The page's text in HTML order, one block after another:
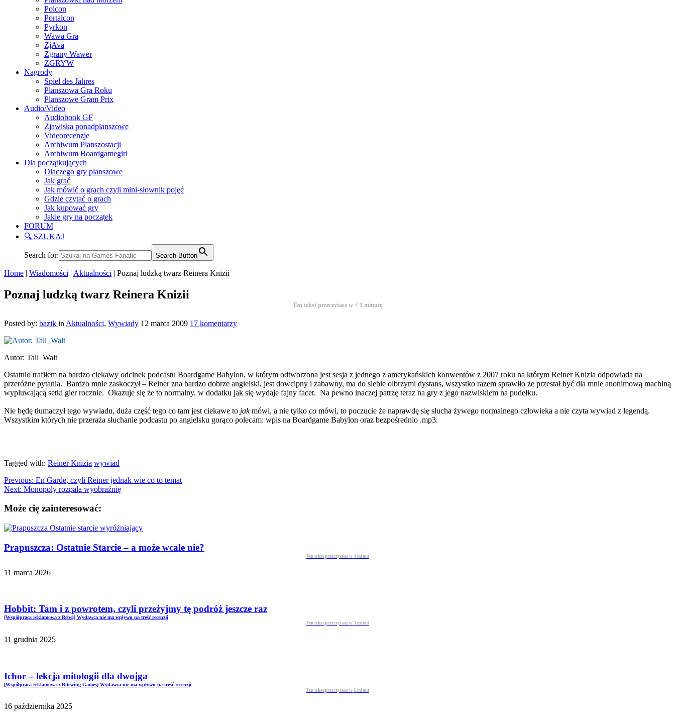
Polcon
Portalcon
Pyrkon
Wawa Gra
ZjAva
Zgrany Wawer
ZGRYW
Nagrody
Spiel des Jahres
Planszowa Gra Roku
Planszowe Gram Prix
Audio/Video
Audiobook GF
Zjawiska ponadplanszowe
Videorecenzje
Archiwum Planszostacji
Archiwum Boardgamegirl
Dla początkujących
Dlaczego gry planszowe
Jak grać
Jak mówić o grach czyli mini-słownik pojęć
Gdzie czytać o grach
Jak kupować gry
Jakie gry na początek
FORUM
🔍 SZUKAJ
Search for: Search Button
Home | Wiadomości | Aktualności | Poznaj ludzką twarz Reinera Knizii
Poznaj ludzką twarz Reinera Knizii
Ten tekst przeczytasz w < 1 minutę
Posted by: bazik in Aktualności, Wywiady 12 marca 2009 17 komentarzy
Autor: Tall_Walt
Ostatnio trafiłem na bardzo ciekawy odcinek podcastu Boardgame Babylon, w którym odtworzona jest sesja z jednego z amerykańskich konwentów z 2007 roku na którym Reiner Knizia odpowiada na
przeróżne pytania. Bardzo mnie zaskoczył – Reiner zna bardzo dobrze angielski, jest dowcipny i zabawny, ma do siebie olbrzymi dystans, wszystko razem sprawiło że przestał być dla mnie anonimową machiną
wypluwającą setki gier rocznie. Okazuje się że to normalny, w dodatku jak się wydaje fajny facet. Na pewno inaczej patrzę teraz na gry z jego nazwiskiem na pudełku.
Nie będę tłumaczył tego wywiadu, duża część tego co tam jest ciekawe to jakmówi, a nie tylko co mówi, to poczucie że naprawdę się słucha żywego normalnego człowieka a nie czyta wywiad z legendą.
Wszystkim których nie przeraża słuchanie podcastu po angielsku gorąco polecam: wpis na Boardgame Babylon oraz bezpośrednio .mp3.
Tagged with: Reiner Knizia wywiad
Previous: En Garde, czyli Reiner jednak wie co to temat
Next: Monopoly rozpala wyobraźnię
Może cię zainteresować:
Prapuszcza: Ostatnie Starcie – a może wcale nie?
Ten tekst przeczytasz w 4 minut
11 marca 2026
Hobbit: Tam i z powrotem, czyli przeżyjmy tę podróż jeszcze raz
[Współpraca reklamowa z Rebel] Wydawca nie ma wpływu na treść recenzji
Ten tekst przeczytasz w 3 minut
11 grudnia 2025
Ichor – lekcja mitologii dla dwojga
[Współpraca reklamowa z Bitewing Games] Wydawca nie ma wpływu na treść recenzji
Ten tekst przeczytasz w 6 minut
16 października 2025